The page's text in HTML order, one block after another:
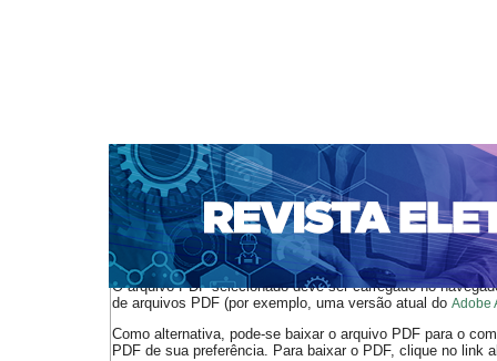
CAPA SOBRE ACESSO CADASTRO
NOTÍCIAS
SUBMISSÕES
PORTAL DE REVISTAS
AUTORES
TUTORIAL PARA AVALIADORES
Capa> v. 4, n. 1 (2014)> Miranda
O arquivo PDF selecionado deve ser carregado no
de arquivos PDF (por exemplo, uma versão atual do Adobe
Como alternativa, pode-se baixar o arquivo PDF para o
PDF de sua preferência. Para baixar o PDF, clique no link